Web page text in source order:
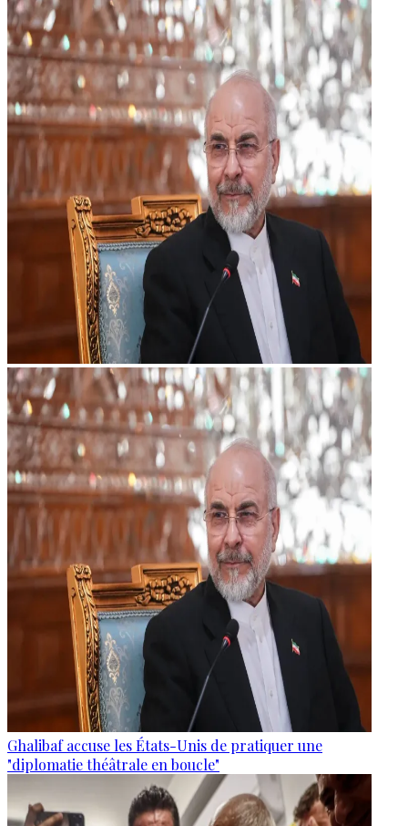
Ghalibaf accuse les États-Unis de pratiquer une
"diplomatie théâtrale en boucle"